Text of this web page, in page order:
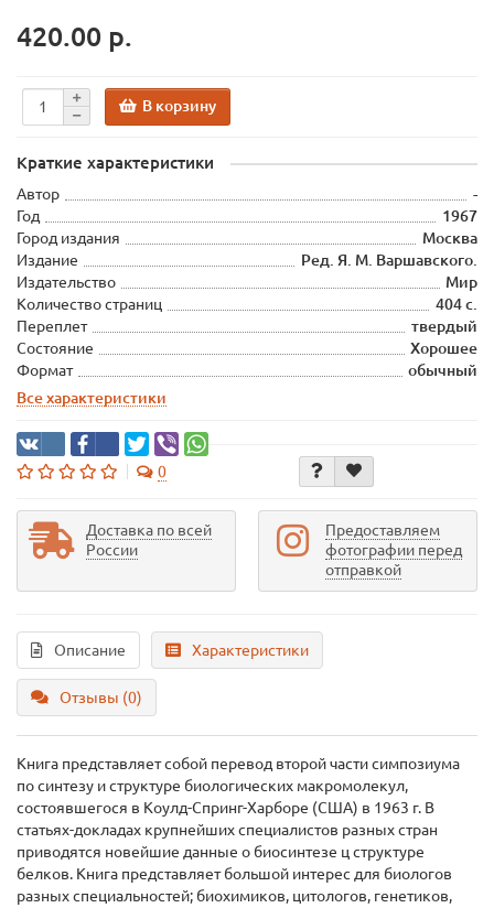
420.00 р.
В корзину
Краткие характеристики
Автор
-
Год
1967
Город издания
Москва
Издание
Ред. Я. М. Варшавского.
Издательство
Мир
Количество страниц
404 с.
Переплет
твердый
Состояние
Хорошее
Формат
обычный
Все характеристики
0
Доставка по всей
России
Предоставляем
фотографии перед
отправкой
Описание Характеристики
Отзывы (0)
Книга представляет собой перевод второй части симпозиума
по синтезу и структуре биологических макромолекул,
состоявшегося в Коулд-Спринг-Харборе (США) в 1963 г. В
статьях-докладах крупнейших специалистов разных стран
приводятся новейшие данные о биосинтезе ц структуре
белков. Книга представляет большой интерес для биологов
разных специальностей; биохимиков, цитологов, генетиков,